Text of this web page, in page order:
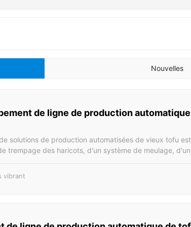
Nouvelles
de ligne de production
solutions de production automatisées de vieux tofu
trempage des haricots, d'un système de meulage,
des haricots secs est de 100 à 500 kg/heure,
vibrant